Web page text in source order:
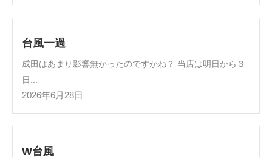
台風一過
成田はあまり影響無かったのですかね？ 当店は明日から３
日...
2026年6月28日
W台風